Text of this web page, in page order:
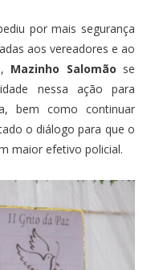
por mais segurança
aos vereadores e ao
Mazinho Salomão se
nessa ação para
bem como continuar
o diálogo para que o
maior efetivo policial.